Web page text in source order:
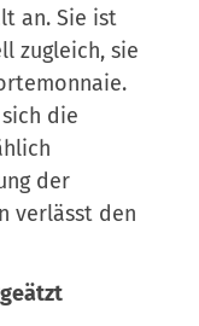
an. Sie ist
zugleich, sie
die
der
verlässt den